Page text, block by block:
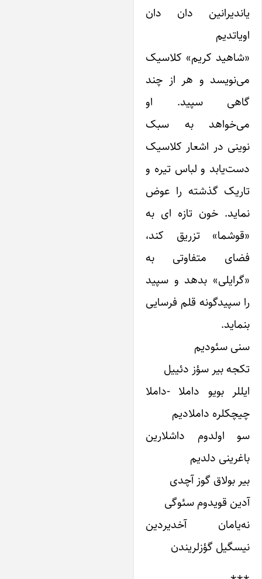
دان دان
کریم» کلاسیک
و هر از چند
سپید. او
به سبک
در اشعار کلاسیک
و لباس تیره و
گذشته را عوض
خون تازه ای به
تزریق کند،
متفاوتی به
بدهد و سپید
سپیدگونه قلم فرسایی
سئودیم
بیر سؤز دئییل
بویو داملا -داملا
داملادیم
اولدوم داشلارین
دلدیم
بولاق گوز آچدی
قویدوم سئوگی
آخدیردین
گؤزلریندن